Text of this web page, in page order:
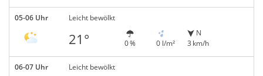
05-06 Uhr Leicht bewölkt
21° 0 % 0 l/m²
N
3 km/h
06-07 Uhr Leicht bewölkt